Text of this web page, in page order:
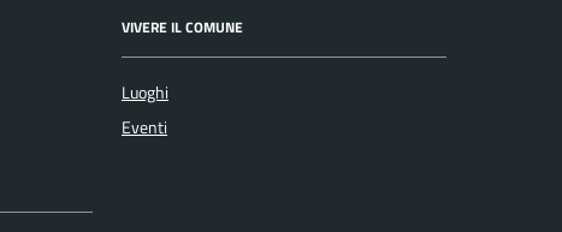
VIVERE IL COMUNE
Luoghi
Eventi